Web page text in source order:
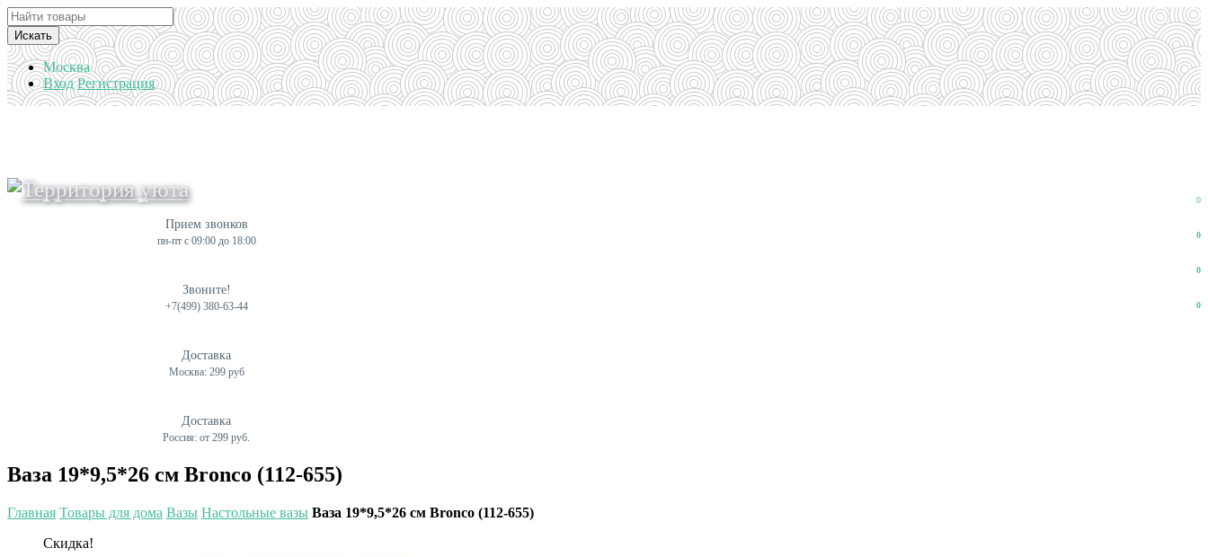
Искать
Москва
Вход Регистрация
0
0
0
0
Прием звонков
пн-пт с 09:00 до 18:00
Звоните!
+7(499) 380-63-44
Доставка
Москва: 299 руб
Доставка
Россия: от 299 руб.
Ваза 19*9,5*26 см Bronco (112-655)
Главная Товары для дома Вазы Настольные вазы Ваза 19*9,5*26 см Bronco (112-655)
Скидка!